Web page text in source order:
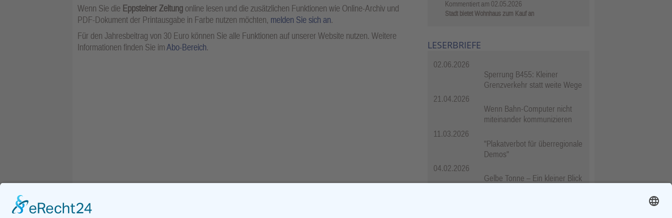
Wenn Sie die Eppsteiner Zeitung online lesen und die zusätzlichen Funktionen wie Online-Archiv und
PDF-Dokument der Printausgabe in Farbe nutzen möchten, melden Sie sich an.
Für den Jahresbeitrag von 30 Euro können Sie alle Funktionen auf unserer Website nutzen. Weitere
Informationen finden Sie imAbo-Bereich.
Kommentiert am 02.05.2026
Stadt bietet Wohnhaus zum Kauf an
LESERBRIEFE
02.06.2026
Sperrung B455: Kleiner
Grenzverkehr statt weite Wege
21.04.2026
Wenn Bahn-Computer nicht
miteinander kommunizieren
11.03.2026
"Plakatverbot für überregionale
Demos"
04.02.2026
Gelbe Tonne – Ein kleiner Blick